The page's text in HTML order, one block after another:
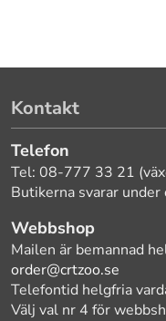
Kontakt
Telefon
Tel: 08-777 33 21
Butikerna svarar
Webbshop
Mailen är bemannad
order@crtzoo.se
Telefontid helgfria
Välj val nr 4 för